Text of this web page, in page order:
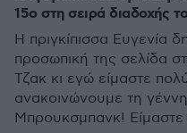
15o στη σειρά διαδοχής
Η πριγκίπισσα Ευγενία
προσωπική της σελίδα
Τζακ κι εγώ είμαστε
ανακοινώνουμε τη
Μπρουκσμπανκ! Είμαστε